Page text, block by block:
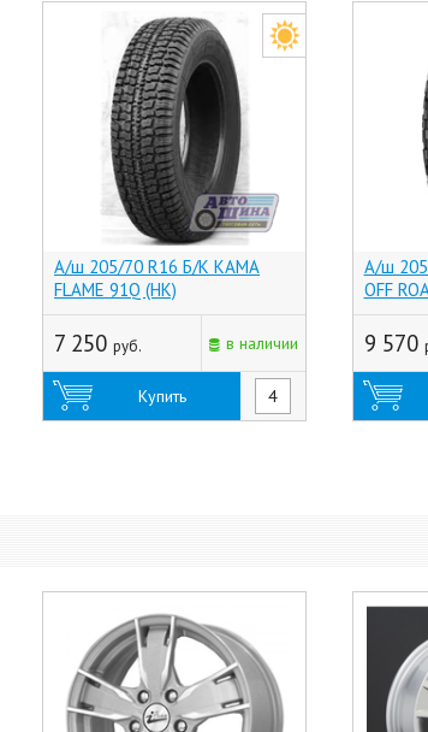
А/ш 205/70 R16 Б/К КАМА
FLAME 91Q (НК)
7 250 руб. в наличии
Купить
А/ш
OFF
9 570